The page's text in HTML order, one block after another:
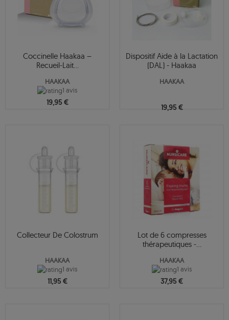
Coccinelle Haakaa –
Recueil-Lait...
HAAKAA
1 avis
19,95 €
Dispositif Aide à la Lactation
(DAL) - Haakaa
HAAKAA
19,95 €
Collecteur De Colostrum
HAAKAA
1 avis
11,95 €
Lot de 6 compresses
thérapeutiques -...
HAAKAA
1 avis
37,95 €